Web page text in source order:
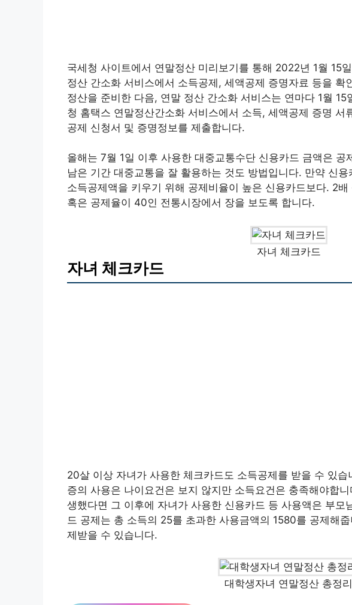
국세청 사이트에서 연말정산 미리보기를 통해 2022년 1월 15
정산 간소화 서비스에서 소득공제, 세액공제 증명자료 등을 확
정산을 준비한 다음, 연말 정산 간소화 서비스는 연마다 1월
청 홈택스 연말정산간소화 서비스에서 소득, 세액공제 증명 서
공제 신청서 및 증명정보를 제출합니다.
올해는 7월 1일 이후 사용한 대중교통수단 신용카드 금액은
남은 기간 대중교통을 잘 활용하는 것도 방법입니다. 만약 신
소득공제액을 키우기 위해 공제비율이 높은 신용카드보다. 2
혹은 공제율이 40인 전통시장에서 장을 보도록 합니다.
자녀 체크카드
자녀 체크카드
20살 이상 자녀가 사용한 체크카드도 소득공제를 받을 수 있
증의 사용은 나이요건은 보지 않지만 소득요건은 충족해야합
생했다면 그 이후에 자녀가 사용한 신용카드 등 사용액은 부모
드 공제는 총 소득의 25를 초과한 사용금액의 1580를 공제해
제받을 수 있습니다.
대학생자녀 연말정산 총정리